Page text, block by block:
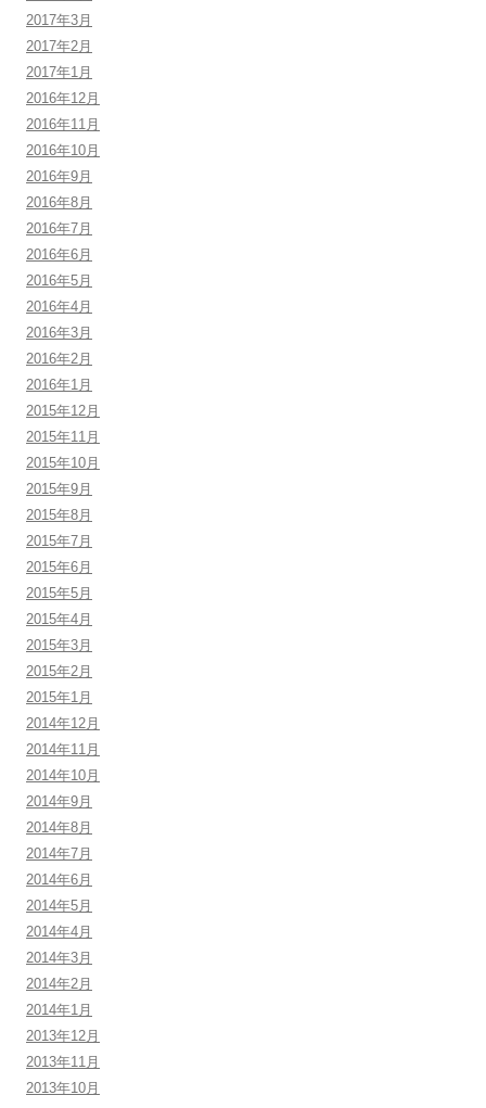
2017年3月
2017年2月
2017年1月
2016年12月
2016年11月
2016年10月
2016年9月
2016年8月
2016年7月
2016年6月
2016年5月
2016年4月
2016年3月
2016年2月
2016年1月
2015年12月
2015年11月
2015年10月
2015年9月
2015年8月
2015年7月
2015年6月
2015年5月
2015年4月
2015年3月
2015年2月
2015年1月
2014年12月
2014年11月
2014年10月
2014年9月
2014年8月
2014年7月
2014年6月
2014年5月
2014年4月
2014年3月
2014年2月
2014年1月
2013年12月
2013年11月
2013年10月